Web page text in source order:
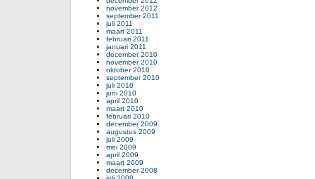
november 2012
september 2011
juli 2011
maart 2011
februari 2011
januari 2011
december 2010
november 2010
oktober 2010
september 2010
juli 2010
juni 2010
april 2010
maart 2010
februari 2010
december 2009
augustus 2009
juli 2009
mei 2009
april 2009
maart 2009
december 2008